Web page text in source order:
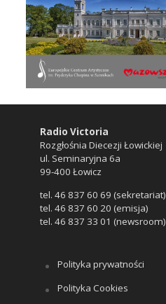
Radio Victoria
Rozgłośnia Diecezji Łowickiej
ul. Seminaryjna 6a
99-400 Łowicz
tel. 46 837 60 69 (sekretariat)
tel. 46 837 60 20 (emisja)
tel. 46 837 33 01 (newsroom)
Polityka prywatności
Polityka Cookies